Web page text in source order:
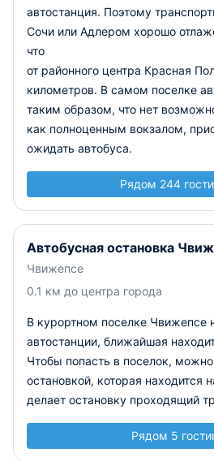
автостанция. Поэтому
Сочи или Адлером хорошо
что
от районного центра Красная
километров. В самом поселке
таким образом, что нет
как полноценным вокзалом,
ожидать автобуса.
Рядом 244
Автобусная остановка
Чвижепсе
0.1 км до центра города
В курортном поселке Чвижепсе
автостанции, ближайшая
Чтобы попасть в поселок, можно
остановкой, которая находится
делает остановку проходящий
Рядом 5